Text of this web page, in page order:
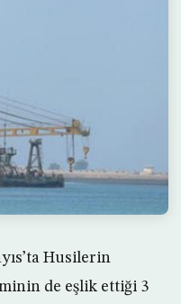
Husilerin
de eşlik ettiği 3